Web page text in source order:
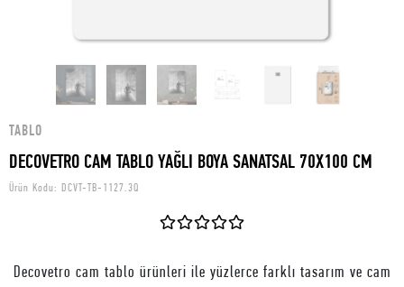
TABLO
DECOVETRO CAM TABLO YAĞLI BOYA SANATSAL 70X100 CM
Ürün Kodu: DCVT-TB-1127.3Q
Decovetro cam tablo ürünleri ile yüzlerce farklı tasarım ve cam